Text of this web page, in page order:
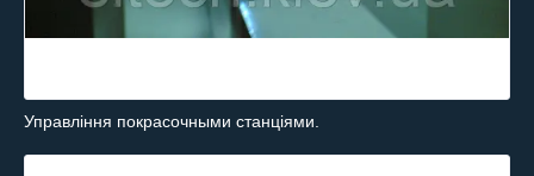
Управління покрасочными станціями.